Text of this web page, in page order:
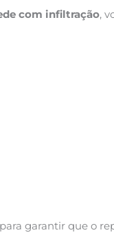
com infiltração,
garantir que o